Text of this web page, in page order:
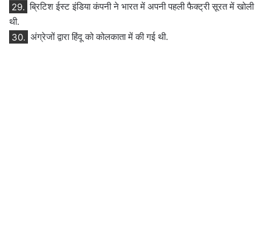
29. ब्रिटिश ईस्ट इंडिया कंपनी ने भारत में अपनी पहली फैक्ट्री सूरत में खोली
थी.
30. अंग्रेजों द्वारा हिंदू को कोलकाता में की गई थी.